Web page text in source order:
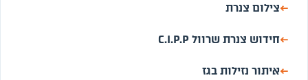
←צילום צנרת
←חידוש צנרת שרוול C.I.P.P
←איתור נזילות בגז